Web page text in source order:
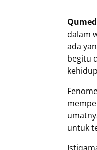
dalam
ada
begitu
untuk